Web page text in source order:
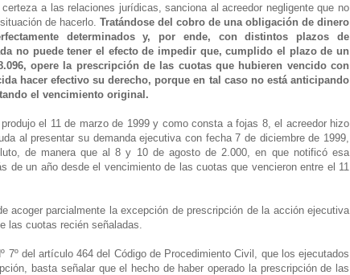
a las relaciones jurídicas, sanciona al acreedor negligente que no
de hacerlo. Tratándose del cobro de una obligación de dinero
determinados y, por ende, con distintos plazos de
no puede tener el efecto de impedir que, cumplido el plazo de un
opere la prescripción de las cuotas que hubieren vencido con
hacer efectivo su derecho, porque en tal caso no está anticipando
el vencimiento original.
el 11 de marzo de 1999 y como consta a fojas 8, el acreedor hizo
al presentar su demanda ejecutiva con fecha 7 de diciembre de 1999,
de manera que al 8 y 10 de agosto de 2.000, en que notificó esa
de un año desde el vencimiento de las cuotas que vencieron entre el 11
acoger parcialmente la excepción de prescripción de la acción ejecutiva
las cuotas recién señaladas.
7º del artículo 464 del Código de Procedimiento Civil, que los ejecutados
basta señalar que el hecho de haber operado la prescripción de las